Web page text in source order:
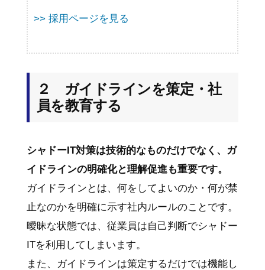
>> 採用ページを見る
２ ガイドラインを策定・社
員を教育する
シャドーIT対策は技術的なものだけでなく、ガ
イドラインの明確化と理解促進も重要です。
ガイドラインとは、何をしてよいのか・何が禁
止なのかを明確に示す社内ルールのことです。
曖昧な状態では、従業員は自己判断でシャドー
ITを利用してしまいます。
また、ガイドラインは策定するだけでは機能し